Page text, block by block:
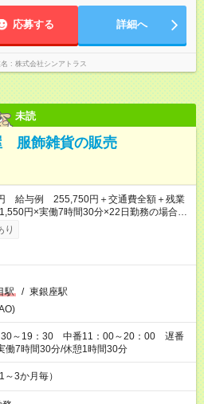
応募する 詳細へ
株式会社シンアトラス
未読
服飾雑貨の販売
給与例 255,750円＋交通費全額＋残業
円×実働7時間30分×22日勤務の場合。
経験により異なります。
り
駅 / 東銀座駅
～19：30 中番11：00～20：00 遅番
7時間30分/休憩1時間30分
3か月毎）